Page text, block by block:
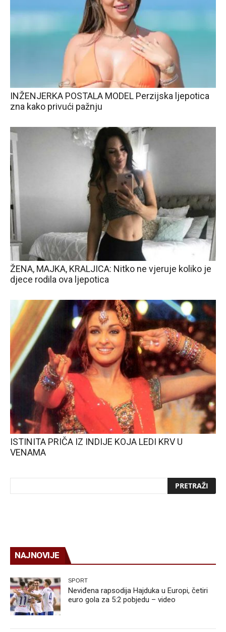
INŽENJERKA POSTALA MODEL Perzijska ljepotica
zna kako privući pažnju
ŽENA, MAJKA, KRALJICA: Nitko ne vjeruje koliko je
djece rodila ova ljepotica
ISTINITA PRIČA IZ INDIJE KOJA LEDI KRV U
VENAMA
NAJNOVIJE
SPORT
Neviđena rapsodija Hajduka u Europi, četiri
euro gola za 5:2 pobjedu – video